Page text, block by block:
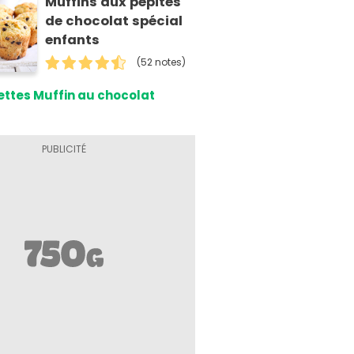
de chocolat spécial
enfants
(52 notes)
Muffin au chocolat